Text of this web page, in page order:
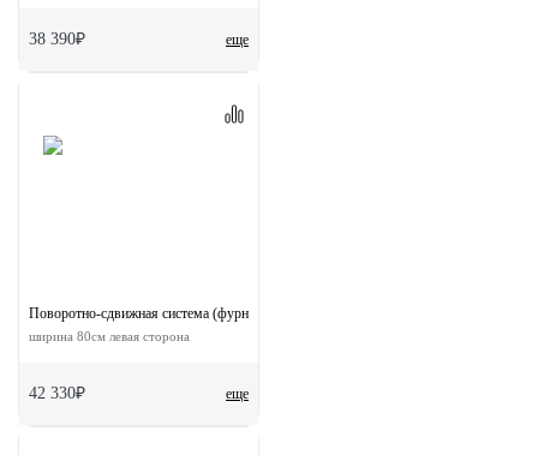
еще
38 390₽
еще
Поворотно-сдвижная система (фурнитура) для дверей 90-TWICE LEFT 80
ширина 80см левая сторона
42 330₽